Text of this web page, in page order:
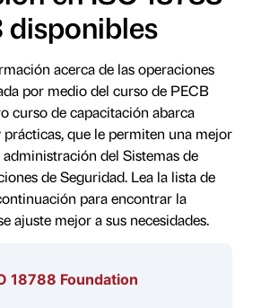
disponibles
acerca de las operaciones
por medio del curso de PECB
curso de capacitación abarca
que le permiten una mejor
del Sistemas de
de Seguridad. Lea la lista de
para encontrar la
ajuste mejor a sus necesidades.
18788 Foundation